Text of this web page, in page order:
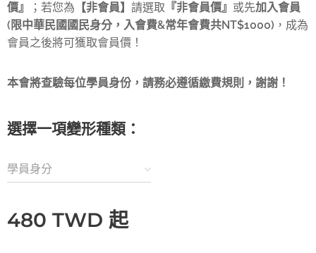
價』
；若您為 【非會員】 請選取 『非會員價』 或先加入會員
( 限中華民國國民身分，入會費&常年會費共NT$1000) ，成為
會員之後將可獲取會員價！
本會將查驗每位學員身份，請務必遵循繳費規則，謝謝！
選擇一項變形種類：
學員身分
480 TWD 起